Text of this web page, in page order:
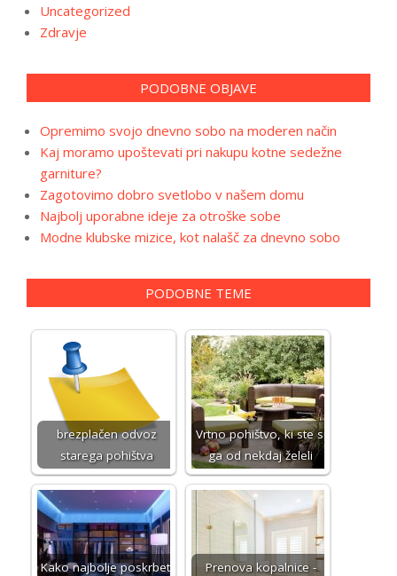
Uncategorized
Zdravje
PODOBNE OBJAVE
Opremimo svojo dnevno sobo na moderen način
Kaj moramo upoštevati pri nakupu kotne sedežne
garniture?
Zagotovimo dobro svetlobo v našem domu
Najbolj uporabne ideje za otroške sobe
Modne klubske mizice, kot nalašč za dnevno sobo
PODOBNE TEME
brezplačen odvoz
starega pohištva
Vrtno pohištvo, ki ste si
ga od nekdaj želeli
Kako najbolje poskrbeti
Prenova kopalnice -